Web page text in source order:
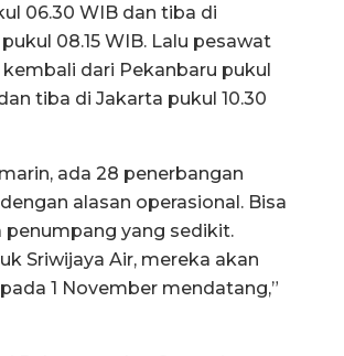
06.30 WIB dan tiba di
08.15 WIB. Lalu pesawat
dari Pekanbaru pukul
tiba di Jakarta pukul 10.30
ada 28 penerbangan
alasan operasional. Bisa
penumpang yang sedikit.
Sriwijaya Air, mereka akan
1 November mendatang,”